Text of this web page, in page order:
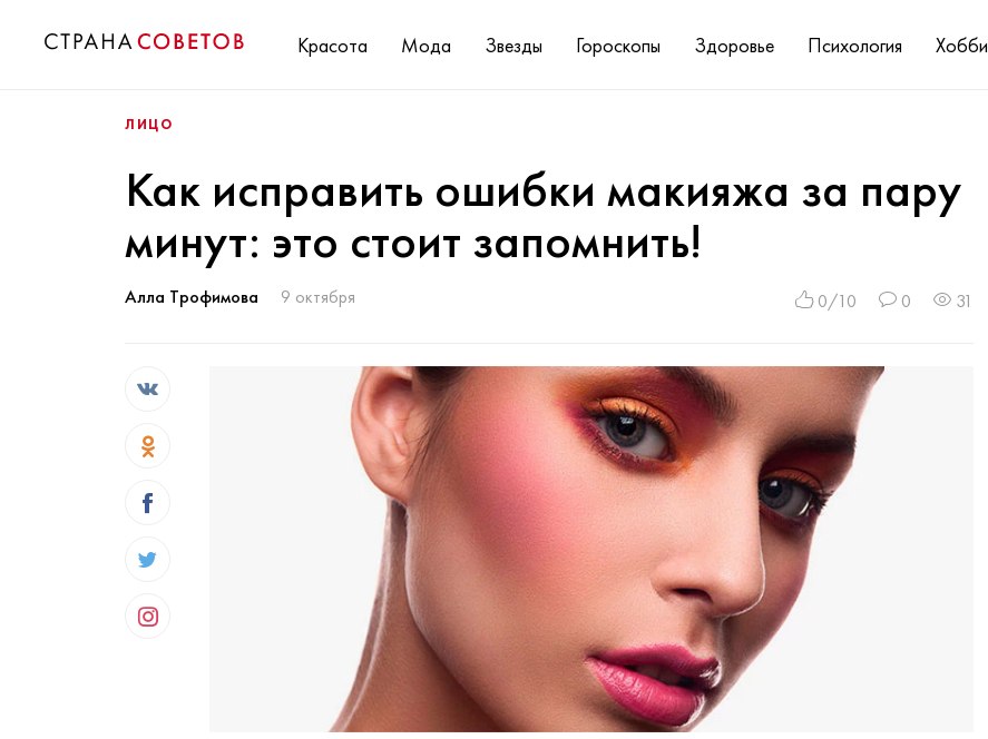
Красота Мода Звезды Гороскопы Здоровье Психология Хобби
ЛИЦО
Как исправить ошибки макияжа за пару
минут: это стоит запомнить!
Алла Трофимова 9 октября 0/10 0 31